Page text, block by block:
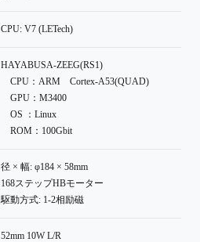
CPU: V7 (LETech)
HAYABUSA-ZEEG(RS1)
CPU：ARM Cortex-A53(QUAD)
GPU：M3400
OS ：Linux
ROM：100Gbit
径 × 幅: φ184 × 58mm
168ステップHBモーター
駆動方式: 1-2相励磁
52mm 10W L/R